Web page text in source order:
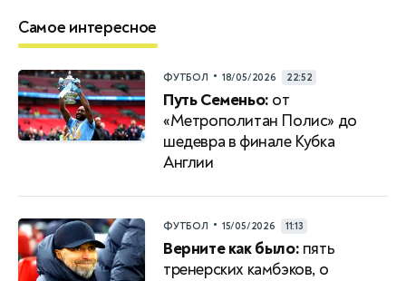
Самое интересное
ФУТБОЛ • 18/05/2026 22:52
Путь Семеньо: от
«Метрополитан Полис» до
шедевра в финале Кубка
Англии
ФУТБОЛ • 15/05/2026 11:13
Верните как было: пять
тренерских камбэков, о